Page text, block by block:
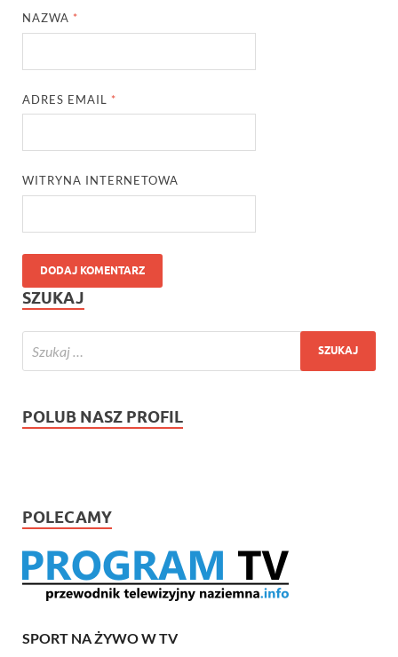
NAZWA *
ADRES EMAIL *
WITRYNA INTERNETOWA
SZUKAJ
POLUB NASZ PROFIL
POLECAMY
SPORT NA ŻYWO W TV